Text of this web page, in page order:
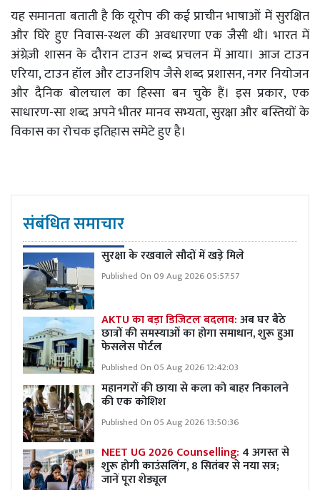
यह समानता बताती है कि यूरोप की कई प्राचीन भाषाओं में सुरक्षित
और घिरे हुए निवास-स्थल की अवधारणा एक जैसी थी। भारत में
अंग्रेज़ी शासन के दौरान टाउन शब्द प्रचलन में आया। आज टाउन
एरिया, टाउन हॉल और टाउनशिप जैसे शब्द प्रशासन, नगर नियोजन
और दैनिक बोलचाल का हिस्सा बन चुके हैं। इस प्रकार, एक
साधारण-सा शब्द अपने भीतर मानव सभ्यता, सुरक्षा और बस्तियों के
विकास का रोचक इतिहास समेटे हुए है।
संबंधित समाचार
सुरक्षा के रखवाले सौदों में खड़े मिले
Published On 09 Aug 2026 05:57:57
AKTU का बड़ा डिजिटल बदलाव:अब घर बैठे
छात्रों की समस्याओं का होगा समाधान, शुरू हुआ
फेसलेस पोर्टल
Published On 05 Aug 2026 12:42:03
महानगरों की छाया से कला को बाहर निकालने
की एक कोशिश
Published On 05 Aug 2026 13:50:36
NEET UG 2026 Counselling: 4 अगस्त से
शुरू होगी काउंसलिंग, 8 सितंबर से नया सत्र;
जानें पूरा शेड्यूल